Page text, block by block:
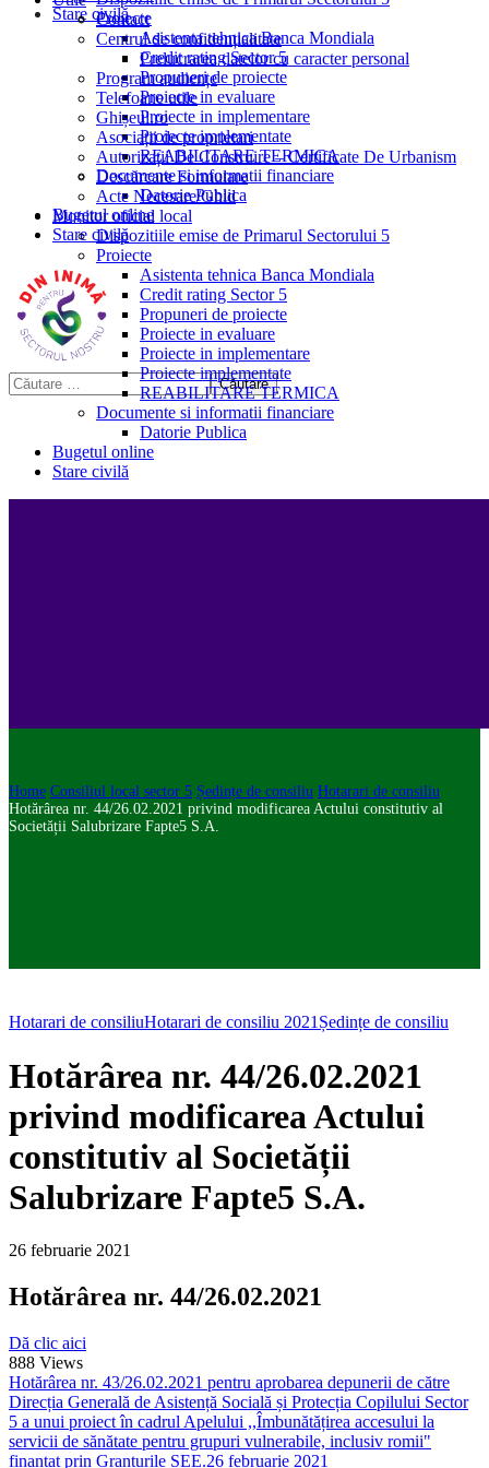
Stare civilă
Proiecte
Asistenta tehnica Banca Mondiala
Credit rating Sector 5
Propuneri de proiecte
Proiecte in evaluare
Proiecte in implementare
Proiecte implementate
REABILITARE TERMICA
Documente si informatii financiare
Datorie Publica
Bugetul online
Stare civilă
Contact
Centrul de confidențialitate
Prelucrarea datelor cu caracter personal
Program audiențe
Telefoane utile
Ghișeul.ro
Asociații de proprietari
Autorizații De Construire – Certificate De Urbanism
Descărcare Formulare
Acte Necesare/Ghid
Monitor oficial local
Dispozitiile emise de Primarul Sectorului 5
Proiecte
Asistenta tehnica Banca Mondiala
Credit rating Sector 5
Propuneri de proiecte
Proiecte in evaluare
Proiecte in implementare
Proiecte implementate
REABILITARE TERMICA
Documente si informatii financiare
Datorie Publica
Bugetul online
Stare civilă
Home Consiliul local sector 5 Ședințe de consiliu Hotarari de consiliu
Hotărârea nr. 44/26.02.2021 privind modificarea Actului constitutiv al
Societății Salubrizare Fapte5 S.A.
Hotarari de consiliuHotarari de consiliu 2021 Ședințe de consiliu
Hotărârea nr. 44/26.02.2021
privind modificarea Actului
constitutiv al Societății
Salubrizare Fapte5 S.A.
26 februarie 2021
Hotărârea nr. 44/26.02.2021
Dă clic aici
888 Views
Hotărârea nr. 43/26.02.2021 pentru aprobarea depunerii de către
Direcția Generală de Asistență Socială și Protecția Copilului Sector
5 a unui proiect în cadrul Apelului ,,Îmbunătățirea accesului la
servicii de sănătate pentru grupuri vulnerabile, inclusiv romii"
finanțat prin Granturile SEE.26 februarie 2021